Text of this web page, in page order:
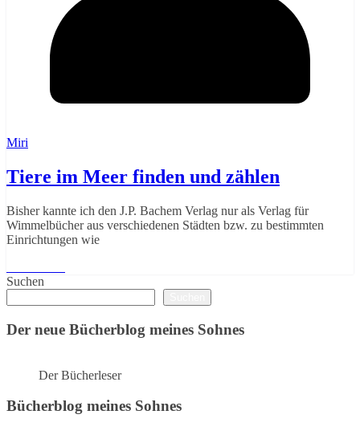
Miri
Tiere im Meer finden und zählen
Bisher kannte ich den J.P. Bachem Verlag nur als Verlag für
Wimmelbücher aus verschiedenen Städten bzw. zu bestimmten
Einrichtungen wie
Suchen
Der neue Bücherblog meines Sohnes
Der Bücherleser
Bücherblog meines Sohnes